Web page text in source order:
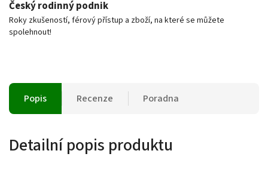
Český rodinný podnik
Roky zkušeností, férový přístup a zboží, na které se můžete
spolehnout!
Popis Recenze Poradna
Detailní popis produktu